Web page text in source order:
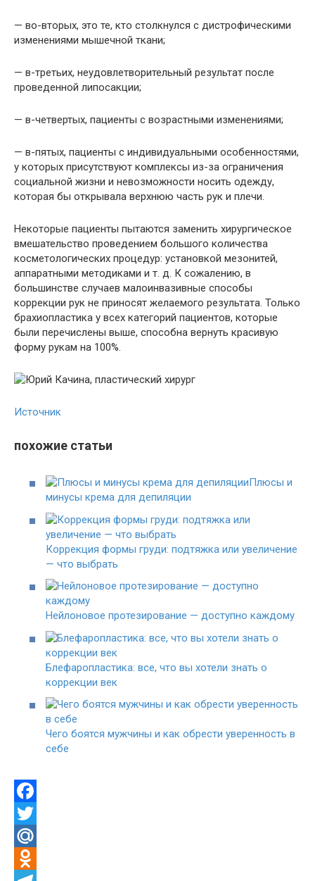
— во-вторых, это те, кто столкнулся с дистрофическими
изменениями мышечной ткани;
— в-третьих, неудовлетворительный результат после
проведенной липосакции;
— в-четвертых, пациенты с возрастными изменениями;
— в-пятых, пациенты с индивидуальными особенностями,
у которых присутствуют комплексы из-за ограничения
социальной жизни и невозможности носить одежду,
которая бы открывала верхнюю часть рук и плечи.
Некоторые пациенты пытаются заменить хирургическое
вмешательство проведением большого количества
косметологических процедур: установкой мезонитей,
аппаратными методиками и т. д. К сожалению, в
большинстве случаев малоинвазивные способы
коррекции рук не приносят желаемого результата. Только
брахиопластика у всех категорий пациентов, которые
были перечислены выше, способна вернуть красивую
форму рукам на 100%.
Источник
похожие статьи
Плюсы и
минусы крема для депиляции
Коррекция формы груди: подтяжка или увеличение
— что выбрать
Нейлоновое протезирование — доступно каждому
Блефаропластика: все, что вы хотели знать о
коррекции век
Чего боятся мужчины и как обрести уверенность в
себе
F
aT
wM